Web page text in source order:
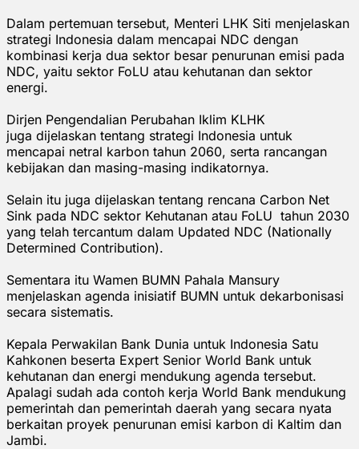
Dalam pertemuan tersebut, Menteri LHK Siti menjelaskan
strategi Indonesia dalam mencapai NDC dengan
kombinasi kerja dua sektor besar penurunan emisi pada
NDC, yaitu sektor FoLU atau kehutanan dan sektor
energi.
Dirjen Pengendalian Perubahan Iklim KLHK
juga dijelaskan tentang strategi Indonesia untuk
mencapai netral karbon tahun 2060, serta rancangan
kebijakan dan masing-masing indikatornya.
Selain itu juga dijelaskan tentang rencana Carbon Net
Sink pada NDC sektor Kehutanan atau FoLU tahun 2030
yang telah tercantum dalam Updated NDC (Nationally
Determined Contribution).
Sementara itu Wamen BUMN Pahala Mansury
menjelaskan agenda inisiatif BUMN untuk dekarbonisasi
secara sistematis.
Kepala Perwakilan Bank Dunia untuk Indonesia Satu
Kahkonen beserta Expert Senior World Bank untuk
kehutanan dan energi mendukung agenda tersebut.
Apalagi sudah ada contoh kerja World Bank mendukung
pemerintah dan pemerintah daerah yang secara nyata
berkaitan proyek penurunan emisi karbon di Kaltim dan
Jambi.